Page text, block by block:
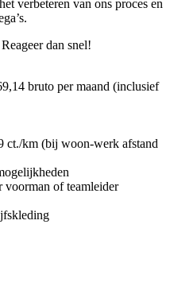
verbeteren van ons proces en
dan snel!
bruto per maand (inclusief
ct./km (bij woon-werk afstand
voorman of teamleider